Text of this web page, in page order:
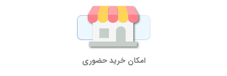
امکان خرید حضوری